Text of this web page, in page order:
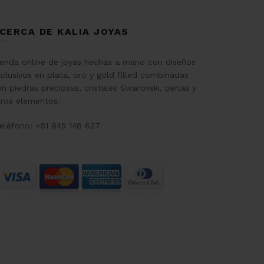
DE KALIA JOYAS
online de joyas hechas a mano con diseños
en plata, oro y gold filled combinadas
piedras preciosas, cristales Swarovski, perlas y
elementos.
+51 945 148 627